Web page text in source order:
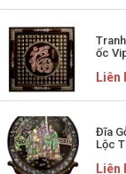
ốc
Liên
Đĩa
Lộc
Liên